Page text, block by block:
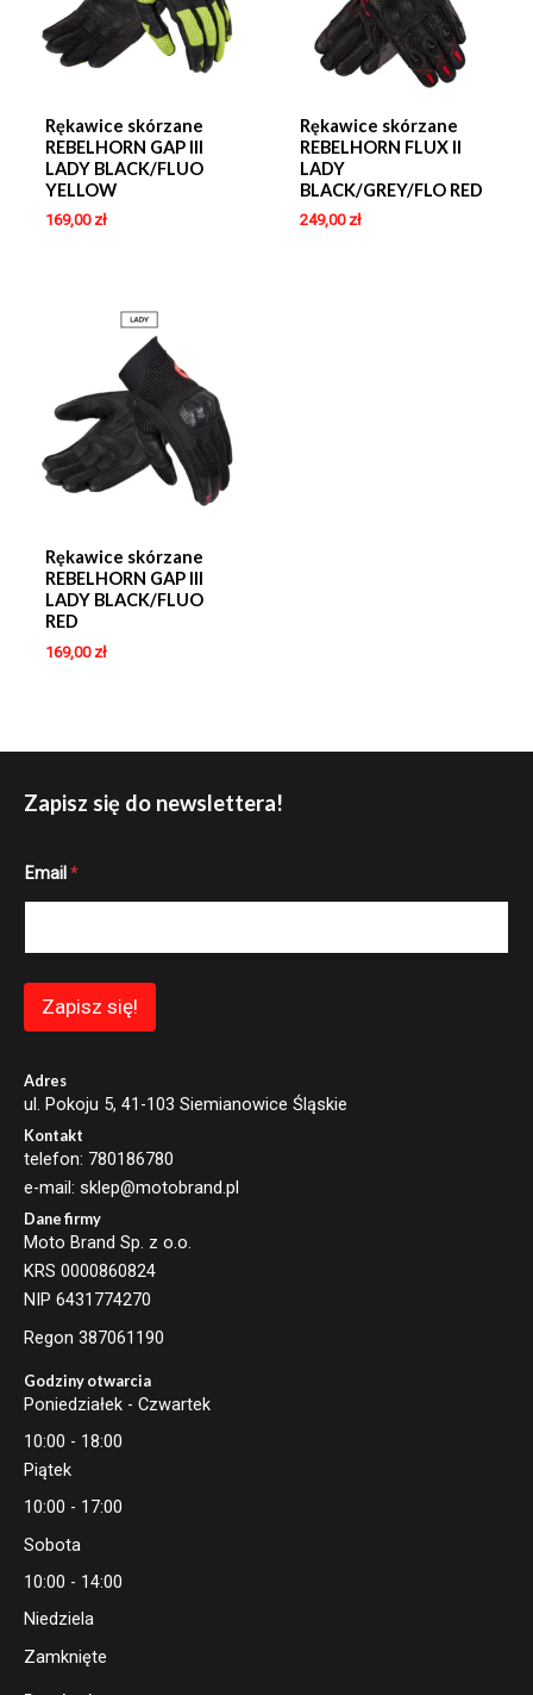
Rękawice skórzane
REBELHORN GAP III
LADY BLACK/FLUO
YELLOW
169,00 zł
Rękawice skórzane
REBELHORN FLUX II
LADY
BLACK/GREY/FLO RED
249,00 zł
Rękawice skórzane
REBELHORN GAP III
LADY BLACK/FLUO
RED
169,00 zł
Zapisz się do newslettera!
*
i
Email *
Zapisz się!
Adres
ul. Pokoju 5, 41-103 Siemianowice Śląskie
Kontakt
telefon: 780186780
e-mail: sklep@motobrand.pl
Dane firmy
Moto Brand Sp. z o.o.
KRS 0000860824
NIP 6431774270
Regon 387061190
Godziny otwarcia
Poniedziałek - Czwartek
10:00 - 18:00
Piątek
10:00 - 17:00
Sobota
10:00 - 14:00
Niedziela
Zamknięte